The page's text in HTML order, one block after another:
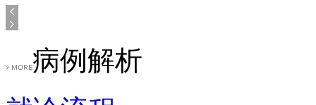
病例解析